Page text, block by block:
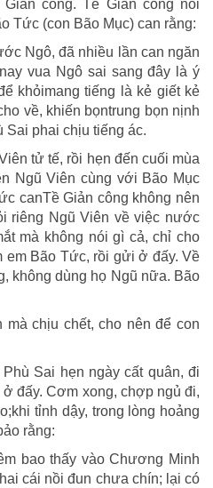
công. Tề Giản công nổi
Tức (con Bão Mục) can rằng:
Ngô, đã nhiều lần can ngăn
vua Ngô sai sang đây là ý
khỏimang tiếng là kẻ giết kẻ
về, khiến bọntrung bọn nịnh
Sai phai chịu tiếng ác.
tử tế, rồi hẹn đến cuối mùa
Ngũ Viên cùng với Bão Mục
canTề Giản công không nên
riêng Ngũ Viên về việc nước
mà không nói gì cả, chỉ cho
em Bão Tức, rồi gửi ở đấy. Về
không dùng họ Ngũ nữa. Bão
chịu chết, cho nên để con
Sai hẹn ngày cất quân, đi
đấy. Cơm xong, chợp ngủ đi,
tỉnh dậy, trong lòng hoảng
rằng:
bao thấy vào Chương Minh
cái nồi đun chưa chín; lại có